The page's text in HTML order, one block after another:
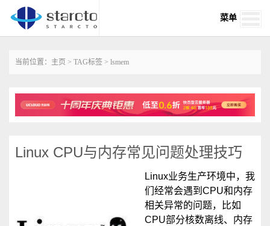
菜单
当前位置： 主页 > TAG标签 > lsmem
Linux CPU与内存常见问题处理技巧
Linux业务生产环境中，我
们经常会遇到CPU和内存
相关异常的问题，比如
CPU部分核数离线、内存